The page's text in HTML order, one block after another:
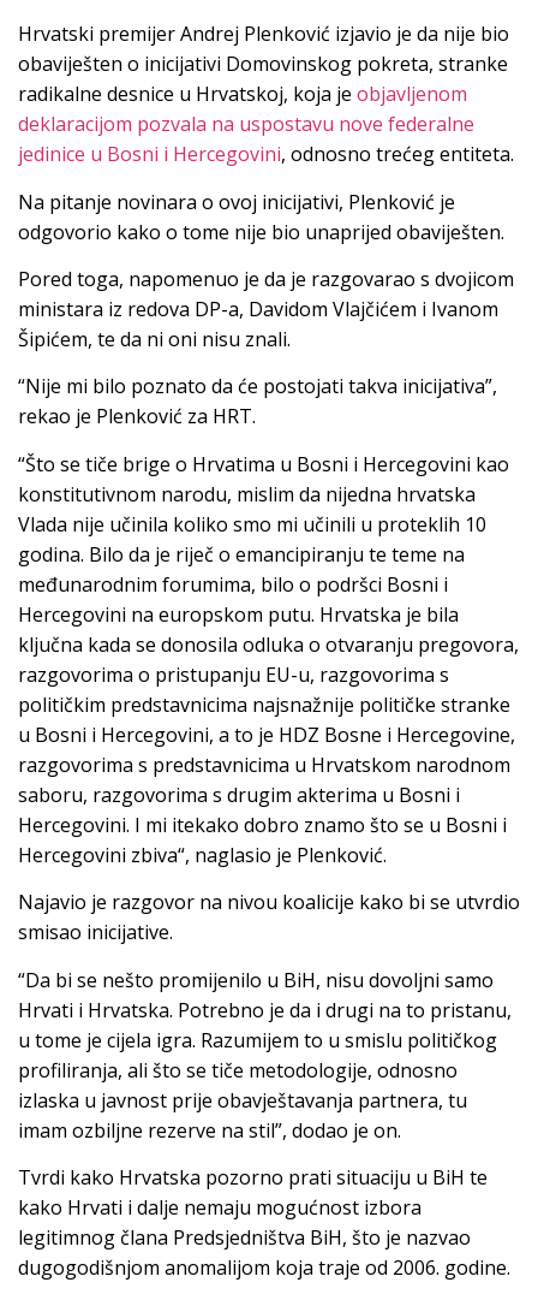
Hrvatski premijer Andrej Plenković izjavio je da nije bio
obaviješten o inicijativi Domovinskog pokreta, stranke
radikalne desnice u Hrvatskoj, koja je objavljenom
deklaracijom pozvala na uspostavu nove federalne
jedinice u Bosni i Hercegovini, odnosno trećeg entiteta.
Na pitanje novinara o ovoj inicijativi, Plenković je
odgovorio kako o tome nije bio unaprijed obaviješten.
Pored toga, napomenuo je da je razgovarao s dvojicom
ministara iz redova DP-a, Davidom Vlajčićem i Ivanom
Šipićem, te da ni oni nisu znali.
“Nije mi bilo poznato da će postojati takva inicijativa”,
rekao je Plenković za HRT.
“Što se tiče brige o Hrvatima u Bosni i Hercegovini kao
konstitutivnom narodu, mislim da nijedna hrvatska
Vlada nije učinila koliko smo mi učinili u proteklih 10
godina. Bilo da je riječ o emancipiranju te teme na
međunarodnim forumima, bilo o podršci Bosni i
Hercegovini na europskom putu. Hrvatska je bila
ključna kada se donosila odluka o otvaranju pregovora,
razgovorima o pristupanju EU-u, razgovorima s
političkim predstavnicima najsnažnije političke stranke
u Bosni i Hercegovini, a to je HDZ Bosne i Hercegovine,
razgovorima s predstavnicima u Hrvatskom narodnom
saboru, razgovorima s drugim akterima u Bosni i
Hercegovini. I mi itekako dobro znamo što se u Bosni i
Hercegovini zbiva“, naglasio je Plenković.
Najavio je razgovor na nivou koalicije kako bi se utvrdio
smisao inicijative.
“Da bi se nešto promijenilo u BiH, nisu dovoljni samo
Hrvati i Hrvatska. Potrebno je da i drugi na to pristanu,
u tome je cijela igra. Razumijem to u smislu političkog
profiliranja, ali što se tiče metodologije, odnosno
izlaska u javnost prije obavještavanja partnera, tu
imam ozbiljne rezerve na stil”, dodao je on.
Tvrdi kako Hrvatska pozorno prati situaciju u BiH te
kako Hrvati i dalje nemaju mogućnost izbora
legitimnog člana Predsjedništva BiH, što je nazvao
dugogodišnjom anomalijom koja traje od 2006. godine.